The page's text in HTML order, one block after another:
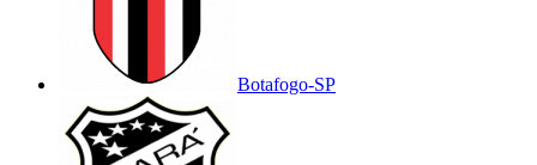
Botafogo-SP